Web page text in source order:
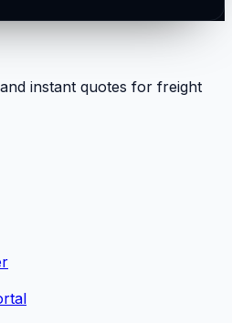
instant quotes for freight